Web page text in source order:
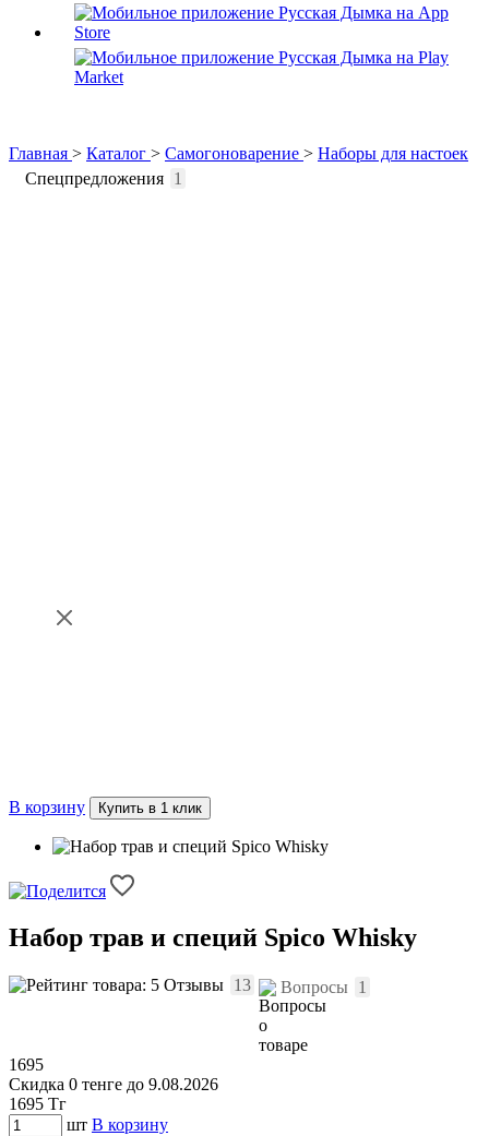
Главная > Каталог > Самогоноварение > Наборы для настоек
Спецпредложения 1
В корзину Купить в 1 клик
Набор трав и специй Spico Whisky
Отзывы 13 Вопросы 1
1695
Скидка 0 тенге до 9.08.2026
1695 Тг
шт В корзину